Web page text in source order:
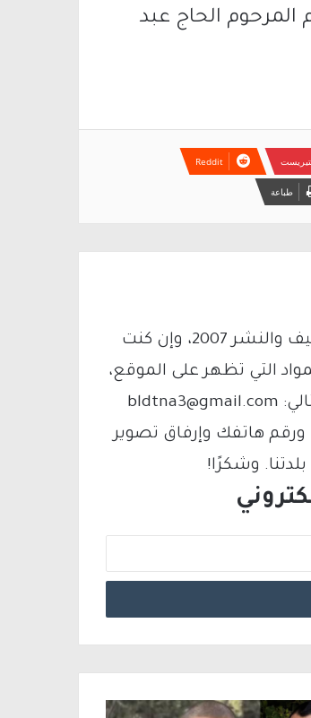
الحاج عبد
طباعة
يتم الاستخدام المواد وفقًا للمادة 27 أ من قانون حقوق التأليف والنشر 2007، وإن كنت
التي تظهر على الموقع،
فيمكنك التواصل معنا عبر البريد الإلكتروني على العنوان التالي: bldtna3@gmail.com
هاتفك وإرفاق تصوير
وشكرًا!